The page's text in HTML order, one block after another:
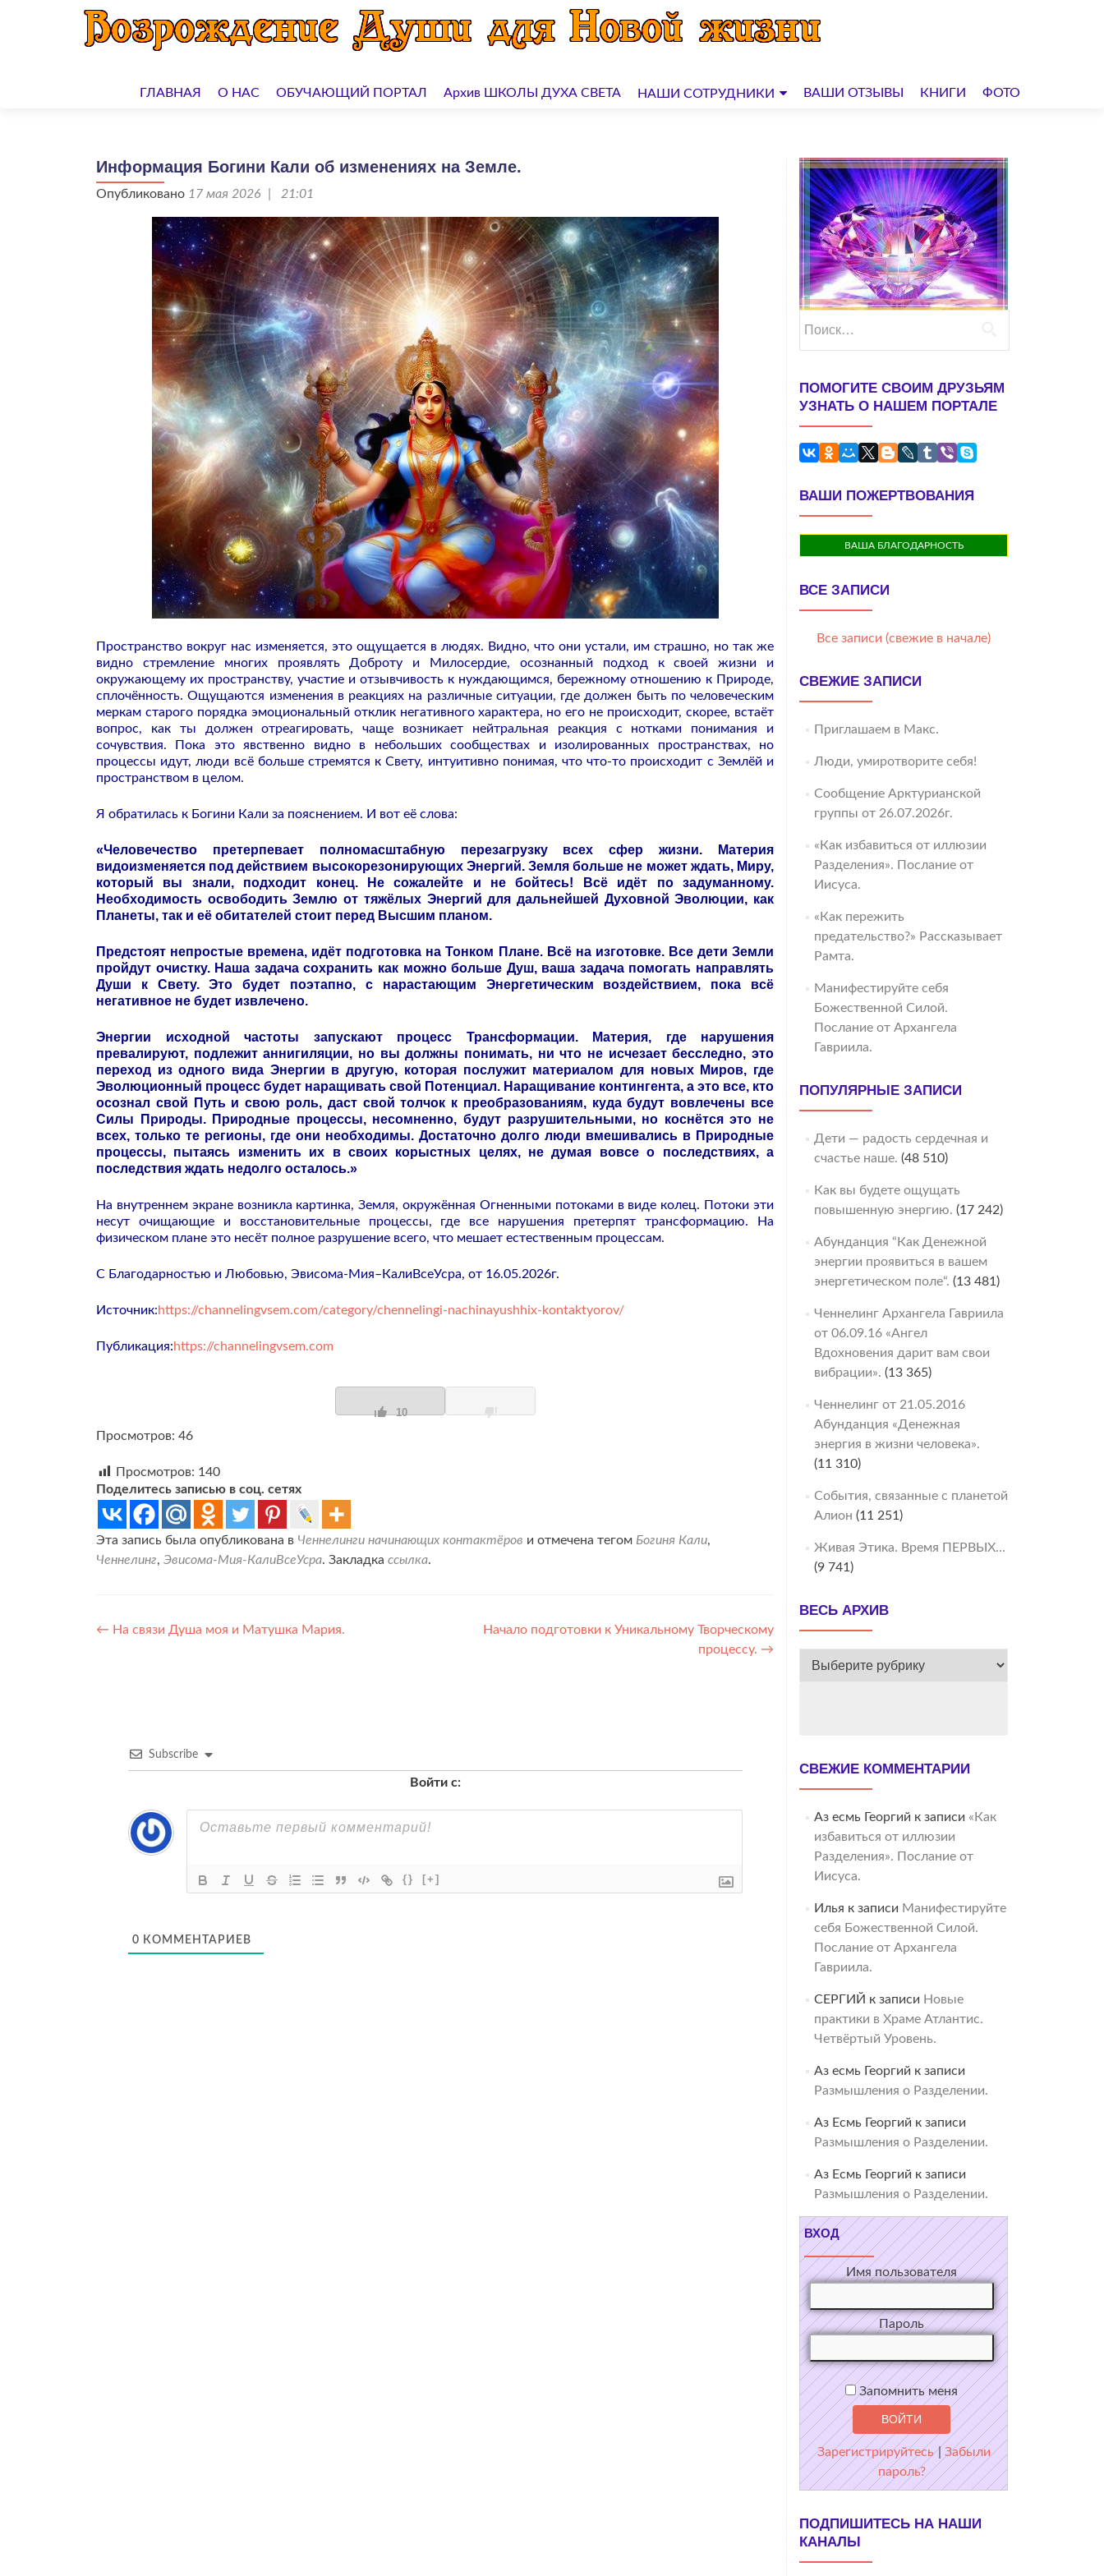
кГЛАВНАЯ О НАС ОБУЧАЮЩИЙ ПОРТАЛ Архив ШКОЛЫ ДУХА СВЕТА НАШИ СОТРУДНИКИ ВАШИ ОТЗЫВЫ КНИГИ ФОТО
Информация Богини Кали об изменениях на Земле.
Опубликовано 17 мая 2026 | 21:01
Пространство вокруг нас изменяется, это ощущается в людях. Видно, что они устали, им страшно, но так же
видно стремление многих проявлять Доброту и Милосердие, осознанный подход к своей жизни и
окружающему их пространству, участие и отзывчивость к нуждающимся, бережному отношению к Природе,
сплочённость. Ощущаются изменения в реакциях на различные ситуации, где должен быть по человеческим
меркам старого порядка эмоциональный отклик негативного характера, но его не происходит, скорее, встаёт
вопрос, как ты должен отреагировать, чаще возникает нейтральная реакция с нотками понимания и
сочувствия. Пока это явственно видно в небольших сообществах и изолированных пространствах, но
процессы идут, люди всё больше стремятся к Свету, интуитивно понимая, что что-то происходит с Землёй и
пространством в целом.
Я обратилась к Богини Кали за пояснением. И вот её слова:
«Человечество претерпевает полномасштабную перезагрузку всех сфер жизни. Материя
видоизменяется под действием высокорезонирующих Энергий. Земля больше не может ждать, Миру,
который вы знали, подходит конец. Не сожалейте и не бойтесь! Всё идёт по задуманному.
Необходимость освободить Землю от тяжёлых Энергий для дальнейшей Духовной Эволюции, как
Планеты, так и её обитателей стоит перед Высшим планом.
Предстоят непростые времена, идёт подготовка на Тонком Плане. Всё на изготовке. Все дети Земли
пройдут очистку. Наша задача сохранить как можно больше Душ, ваша задача помогать направлять
Души к Свету. Это будет поэтапно, с нарастающим Энергетическим воздействием, пока всё
негативное не будет извлечено.
Энергии исходной частоты запускают процесс Трансформации. Материя, где нарушения
превалируют, подлежит аннигиляции, но вы должны понимать, ни что не исчезает бесследно, это
переход из одного вида Энергии в другую, которая послужит материалом для новых Миров, где
Эволюционный процесс будет наращивать свой Потенциал. Наращивание контингента, а это все, кто
осознал свой Путь и свою роль, даст свой толчок к преобразованиям, куда будут вовлечены все
Силы Природы. Природные процессы, несомненно, будут разрушительными, но коснётся это не
всех, только те регионы, где они необходимы. Достаточно долго люди вмешивались в Природные
процессы, пытаясь изменить их в своих корыстных целях, не думая вовсе о последствиях, а
последствия ждать недолго осталось.»
На внутреннем экране возникла картинка, Земля, окружённая Огненными потоками в виде колец. Потоки эти
несут очищающие и восстановительные процессы, где все нарушения претерпят трансформацию. На
физическом плане это несёт полное разрушение всего, что мешает естественным процессам.
С Благодарностью и Любовью, Эвисома-Мия–КалиВсеУсра, от 16.05.2026г.
Источник:https://channelingvsem.com/category/chennelingi-nachinayushhix-kontaktyorov/
Публикация:https://channelingvsem.com
10
Просмотров: 46
Просмотров: 140
Поделитесь записью в соц. сетях
Эта запись была опубликована в Ченнелинги начинающих контактёров и отмечена тегом Богиня Кали,
Ченнелинг, Эвисома-Мия-КалиВсеУсра. Закладка ссылка.
Навигация
← На связи Душа моя и Матушка Мария.
Начало подготовки к Уникальному Творческому
процессу. →
Subscribe
Войти с:
{} [+]
0 КОММЕНТАРИЕВ
ПОМОГИТЕ СВОИМ ДРУЗЬЯМ
УЗНАТЬ О НАШЕМ ПОРТАЛЕ
ВАШИ ПОЖЕРТВОВАНИЯ
ВАША БЛАГОДАРНОСТЬ
ВСЕ ЗАПИСИ
Все записи (свежие в начале)
СВЕЖИЕ ЗАПИСИ
Приглашаем в Макс.
Люди, умиротворите себя!
Сообщение Арктурианской
группы от 26.07.2026г.
«Как избавиться от иллюзии
Разделения». Послание от
Иисуса.
«Как пережить
предательство?» Рассказывает
Рамта.
Манифестируйте себя
Божественной Силой.
Послание от Архангела
Гавриила.
ПОПУЛЯРНЫЕ ЗАПИСИ
Дети — радость сердечная и
счастье наше. (48 510)
Как вы будете ощущать
повышенную энергию. (17 242)
Абунданция “Как Денежной
энергии проявиться в вашем
энергетическом поле“. (13 481)
Ченнелинг Архангела Гавриила
от 06.09.16 «Ангел
Вдохновения дарит вам свои
вибрации». (13 365)
Ченнелинг от 21.05.2016
Абунданция «Денежная
энергия в жизни человека».
(11 310)
События, связанные с планетой
Алион (11 251)
Живая Этика. Время ПЕРВЫХ…
(9 741)
ВЕСЬ АРХИВ
ВЕСЬ
СВЕЖИЕ КОММЕНТАРИИ
Аз есмь Георгий к записи «Как
избавиться от иллюзии
Разделения». Послание от
Иисуса.
Илья к записи Манифестируйте
себя Божественной Силой.
Послание от Архангела
Гавриила.
СЕРГИЙ к записи Новые
практики в Храме Атлантис.
Четвёртый Уровень.
Аз есмь Георгий к записи
Размышления о Разделении.
Аз Есмь Георгий к записи
Размышления о Разделении.
Аз Есмь Георгий к записи
Размышления о Разделении.
ВХОД
Имя пользователя
Пароль
Запомнить меня
Зарегистрируйтесь | Забыли
пароль?
ПОДПИШИТЕСЬ НА НАШИ
КАНАЛЫ